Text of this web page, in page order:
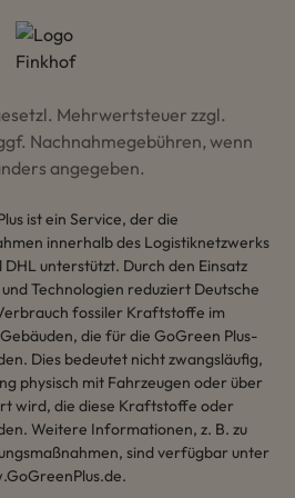
Mehrwertsteuer zzgl.
Nachnahmegebühren, wenn
angegeben.
ist ein Service, der die
innerhalb des Logistiknetzwerks
DHL unterstützt. Durch den Einsatz
Technologien reduziert Deutsche
fossiler Kraftstoffe im
die für die GoGreen Plus-
Dies bedeutet nicht zwangsläufig,
physisch mit Fahrzeugen oder über
wird, die diese Kraftstoffe oder
Weitere Informationen, z. B. zu
sind verfügbar unter